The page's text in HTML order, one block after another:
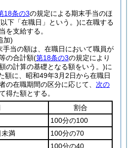
18条の3の規定による期末手当のほ
下「在職日」という。)に在職する
を支給する。
加)
手当の額は、在職日において職員が
の合計額(第18条の3の規定により
の計算の基礎となる額をいう。)に
額に、昭和49年3月2日から在職日
の在職期間の区分に応じて、 次の
得た額とする。
割合
100分の100
未満
100分の70
100分の40